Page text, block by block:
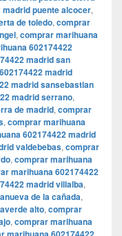
puente alcocer,
de toledo, comprar
, comprar marihuana
602174422
madrid san
madrid
madrid sansebastian
madrid serrano,
de madrid, comprar
, comprar marihuana
602174422 madrid
valdebebas, comprar
, comprar marihuana
marihuana 602174422
madrid villalba,
de la cañada,
alto, comprar
, comprar marihuana